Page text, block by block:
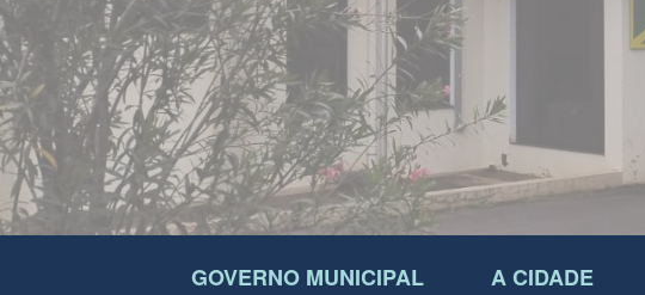
GOVERNO MUNICIPAL A CIDADE